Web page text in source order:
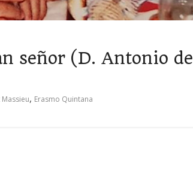
señor (D. Antonio de
, Erasmo Quintana